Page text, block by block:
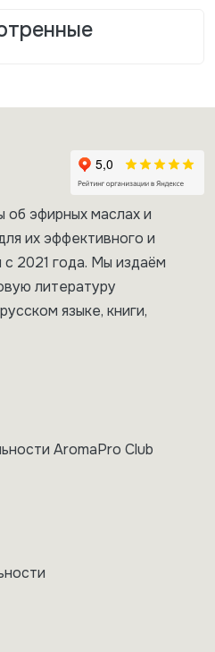
об эфирных маслах и
их эффективного и
2021 года. Мы издаём
литературу
языке, книги,
AromaPro Club